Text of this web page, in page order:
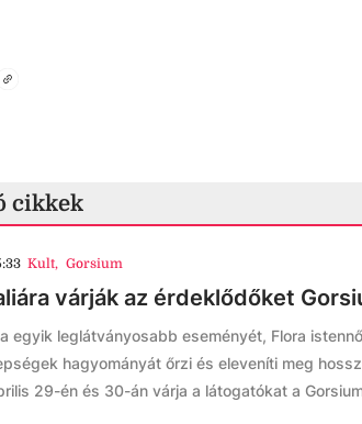
cikkek
Kult, Gorsium
várják az érdeklődőket
egyik leglátványosabb eseményét, Flora
hagyományát őrzi és eleveníti meg
29-én és 30-án várja a látogatókat a